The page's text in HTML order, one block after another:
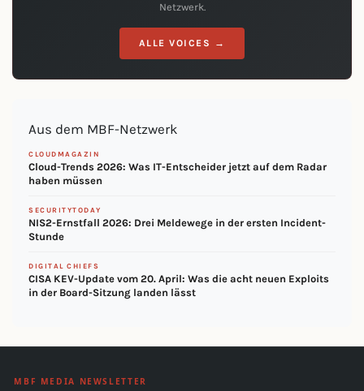
Netzwerk.
ALLE VOICES →
Aus dem MBF-Netzwerk
CLOUDMAGAZIN
Cloud-Trends 2026: Was IT-Entscheider jetzt auf dem Radar
haben müssen
SECURITYTODAY
NIS2-Ernstfall 2026: Drei Meldewege in der ersten Incident-
Stunde
DIGITAL CHIEFS
CISA KEV-Update vom 20. April: Was die acht neuen Exploits
in der Board-Sitzung landen lässt
MBF MEDIA NEWSLETTER